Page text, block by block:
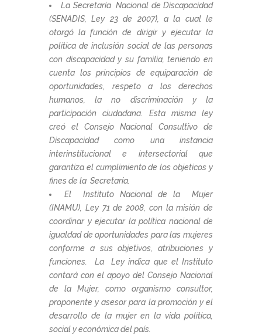
La Secretaría Nacional de Discapacidad
(SENADIS, Ley 23 de 2007), a la cual le
otorgó la función de dirigir y ejecutar la
política de inclusión social de las personas
con discapacidad y su familia, teniendo en
cuenta los principios de equiparación de
oportunidades, respeto a los derechos
humanos, la no discriminación y la
participación ciudadana. Esta misma ley
creó el Consejo Nacional Consultivo de
Discapacidad como una instancia
interinstitucional e intersectorial que
garantiza el cumplimiento de los objeticos y
fines de la Secretaría.
El Instituto Nacional de la Mujer
(INAMU), Ley 71 de 2008, con la misión de
coordinar y ejecutar la política nacional de
igualdad de oportunidades para las mujeres
conforme a sus objetivos, atribuciones y
funciones. La Ley indica que el Instituto
contará con el apoyo del Consejo Nacional
de la Mujer, como organismo consultor,
proponente y asesor para la promoción y el
desarrollo de la mujer en la vida política,
social y económica del país.